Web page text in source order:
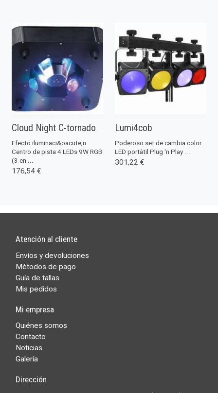
Cloud Night C-tornado
Efecto iluminaci&oacute;n
Centro de pista 4 LEDs 9W RGB
(3 en ...
176,54 €
Lumi4cob
Poderoso set de cambia color
LED portátil Plug 'n Play ...
301,22 €
Atención al cliente
Envíos y devoluciones
Métodos de pago
Guía de tallas
Mis pedidos
Mi empresa
Quiénes somos
Contacto
Noticias
Galería
Dirección